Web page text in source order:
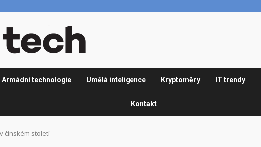
Armádní technologie Umělá inteligence Kryptoměny IT trendy
Kontakt
čínském století